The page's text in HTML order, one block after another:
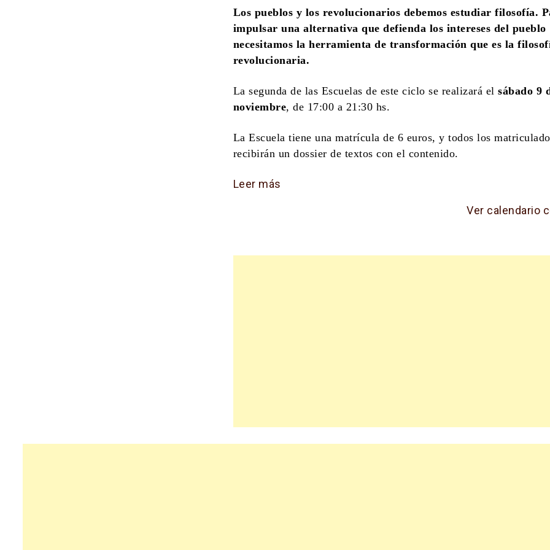
Los pueblos y los revolucionarios debemos estudiar filosofía.
impulsar una alternativa que defienda los intereses del pueblo
necesitamos la herramienta de transformación que es la
revolucionaria.
La segunda de las Escuelas de este ciclo se realizará el sábado 9
noviembre, de 17:00 a 21:30 hs.
La Escuela tiene una matrícula de 6 euros, y todos los
recibirán un dossier de textos con el contenido.
Leer más
Ver calendario